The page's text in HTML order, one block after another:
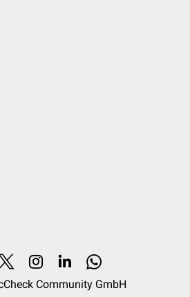
Community GmbH